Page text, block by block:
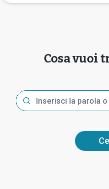
Cosa vuoi